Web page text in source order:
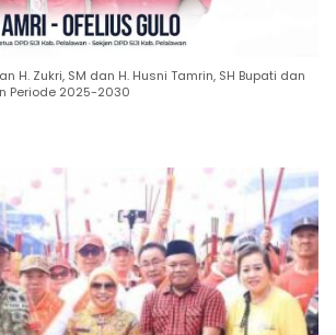
H. Zukri, SM dan H. Husni Tamrin, SH Bupati dan
Periode 2025-2030